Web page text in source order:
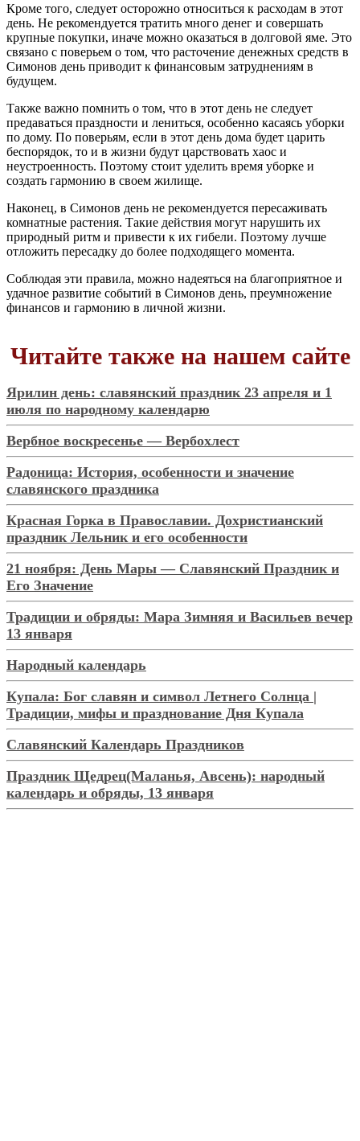
Кроме того, следует осторожно относиться к расходам в этот
день. Не рекомендуется тратить много денег и совершать
крупные покупки, иначе можно оказаться в долговой яме. Это
связано с поверьем о том, что расточение денежных средств в
Симонов день приводит к финансовым затруднениям в
будущем.
Также важно помнить о том, что в этот день не следует
предаваться праздности и лениться, особенно касаясь уборки
по дому. По поверьям, если в этот день дома будет царить
беспорядок, то и в жизни будут царствовать хаос и
неустроенность. Поэтому стоит уделить время уборке и
создать гармонию в своем жилище.
Наконец, в Симонов день не рекомендуется пересаживать
комнатные растения. Такие действия могут нарушить их
природный ритм и привести к их гибели. Поэтому лучше
отложить пересадку до более подходящего момента.
Соблюдая эти правила, можно надеяться на благоприятное и
удачное развитие событий в Симонов день, преумножение
финансов и гармонию в личной жизни.
Читайте также на нашем сайте
Ярилин день: славянский праздник 23 апреля и 1
июля по народному календарю
Вербное воскресенье — Вербохлест
Радоница: История, особенности и значение
славянского праздника
Красная Горка в Православии. Дохристианский
праздник Лельник и его особенности
21 ноября: День Мары — Славянский Праздник и
Его Значение
Традиции и обряды: Мара Зимняя и Васильев вечер
13 января
Народный календарь
Купала: Бог славян и символ Летнего Солнца |
Традиции, мифы и празднование Дня Купала
Славянский Календарь Праздников
Праздник Щедрец(Маланья, Авсень): народный
календарь и обряды, 13 января